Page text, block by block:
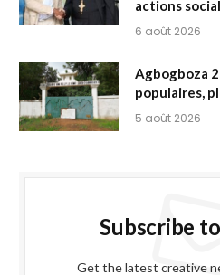
actions
6 août 2026
Agbogboza
populaires,
5 août 2026
Subscribe
Get the latest creative